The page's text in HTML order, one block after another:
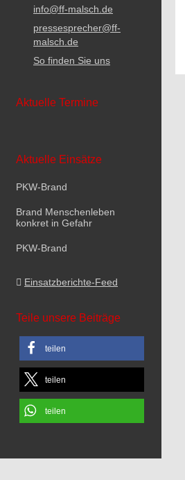
info@ff-malsch.de
pressesprecher@ff-
malsch.de
So finden Sie uns
Aktuelle Termine
Aktuelle Einsätze
PKW-Brand
Brand Menschenleben
konkret in Gefahr
PKW-Brand
Einsatzberichte-Feed
Teile unsere Beiträge
teilen
teilen
teilen